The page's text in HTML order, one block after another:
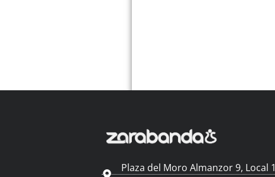
Plaza del Moro Almanzor 9, Local 1